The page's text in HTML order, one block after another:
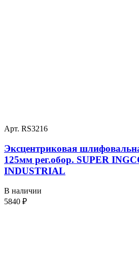
Арт. RS3216
Эксцентриковая
125мм рег.обор. SUPER
INDUSTRIAL
В наличии
5840 ₽